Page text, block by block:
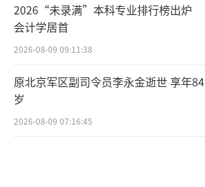
2026“未录满”本科专业排行榜出炉
会计学居首
2026-08-09 09:11:38
原北京军区副司令员李永金逝世 享年84
岁
2026-08-09 07:16:45